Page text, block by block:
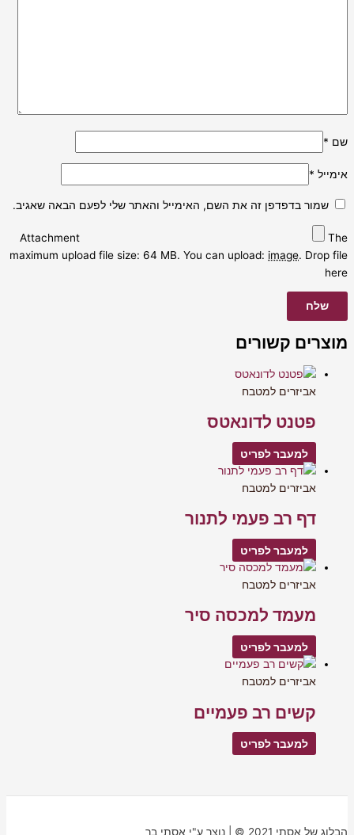
שם *
אימייל *
שמור בדפדפן זה את השם, האימייל והאתר שלי לפעם הבאה שאגיב.
Attachment
The
maximum upload file size: 64 MB. You can upload: image. Drop file
here
מוצרים קשורים
אביזרים למטבח
פטנט לדונאטס
למעבר לפריט
אביזרים למטבח
דף רב פעמי לתנור
למעבר לפריט
אביזרים למטבח
מעמד למכסה סיר
למעבר לפריט
אביזרים למטבח
קשים רב פעמיים
למעבר לפריט
הבלוג של אסתי 2021 © | נוצר ע"י אסתי בר